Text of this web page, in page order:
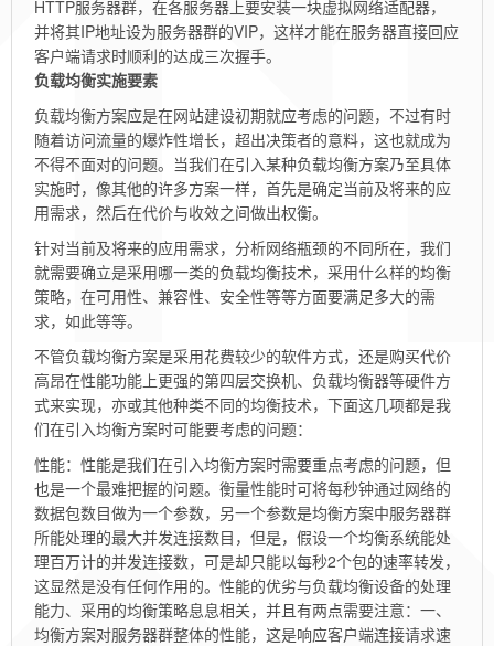
HTTP服务器群，在各服务器上要安装一块虚拟网络适配器，
并将其IP地址设为服务器群的VIP，这样才能在服务器直接回应
客户端请求时顺利的达成三次握手。
负载均衡实施要素
负载均衡方案应是在网站建设初期就应考虑的问题，不过有时
随着访问流量的爆炸性增长，超出决策者的意料，这也就成为
不得不面对的问题。当我们在引入某种负载均衡方案乃至具体
实施时，像其他的许多方案一样，首先是确定当前及将来的应
用需求，然后在代价与收效之间做出权衡。
针对当前及将来的应用需求，分析网络瓶颈的不同所在，我们
就需要确立是采用哪一类的负载均衡技术，采用什么样的均衡
策略，在可用性、兼容性、安全性等等方面要满足多大的需
求，如此等等。
不管负载均衡方案是采用花费较少的软件方式，还是购买代价
高昂在性能功能上更强的第四层交换机、负载均衡器等硬件方
式来实现，亦或其他种类不同的均衡技术，下面这几项都是我
们在引入均衡方案时可能要考虑的问题：
性能：性能是我们在引入均衡方案时需要重点考虑的问题，但
也是一个最难把握的问题。衡量性能时可将每秒钟通过网络的
数据包数目做为一个参数，另一个参数是均衡方案中服务器群
所能处理的最大并发连接数目，但是，假设一个均衡系统能处
理百万计的并发连接数，可是却只能以每秒2个包的速率转发，
这显然是没有任何作用的。性能的优劣与负载均衡设备的处理
能力、采用的均衡策略息息相关，并且有两点需要注意：一、
均衡方案对服务器群整体的性能，这是响应客户端连接请求速